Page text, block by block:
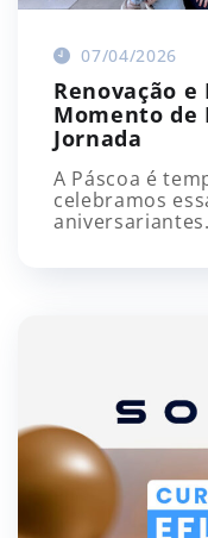
07/04/2026
Renovação
Momento de
Jornada
A Páscoa é
celebramos